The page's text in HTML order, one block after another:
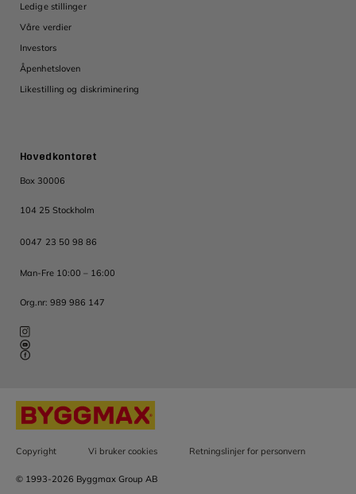
Hovedkontoret
Box 30006
104 25 Stockholm
0047 23 50 98 86
Man-Fre 10:00 – 16:00
Org.nr: 989 986 147
Ledige stillinger
Våre verdier
Investors
Åpenhetsloven
Likestilling og diskriminering
Copyright Vi bruker cookies Retningslinjer for personvern
© 1993-2026 Byggmax Group AB